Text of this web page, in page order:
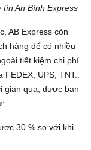
An Bình Express
AB Express còn
hàng để có nhiều
tiết kiệm chi phí
FEDEX, UPS, TNT..
gian qua, được bạn
30 % so với khi